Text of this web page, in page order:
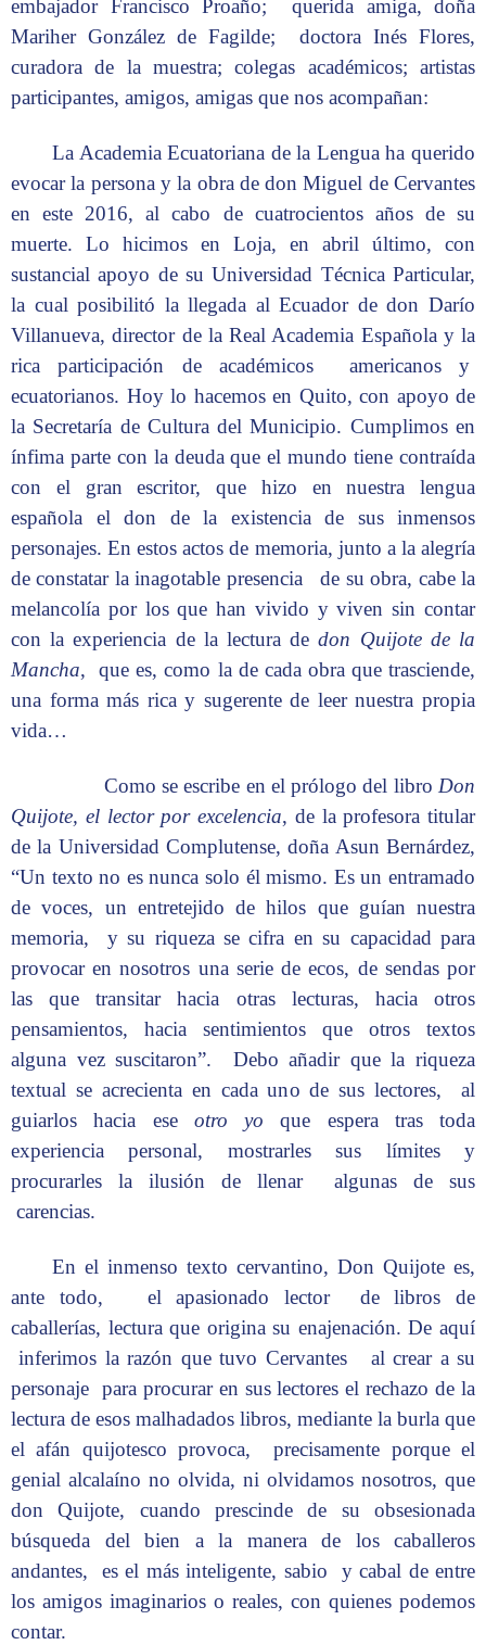
embajador Francisco Proaño; querida amiga, doña
Mariher González de Fagilde; doctora Inés Flores,
curadora de la muestra; colegas académicos; artistas
participantes, amigos, amigas que nos acompañan:
La Academia Ecuatoriana de la Lengua ha querido
evocar la persona y la obra de don Miguel de Cervantes
en este 2016, al cabo de cuatrocientos años de su
muerte. Lo hicimos en Loja, en abril último, con
sustancial apoyo de su Universidad Técnica Particular,
la cual posibilitó la llegada al Ecuador de don Darío
Villanueva, director de la Real Academia Española y la
rica participación de académicos americanos y
ecuatorianos. Hoy lo hacemos en Quito, con apoyo de
la Secretaría de Cultura del Municipio. Cumplimos en
ínfima parte con la deuda que el mundo tiene contraída
con el gran escritor, que hizo en nuestra lengua
española el don de la existencia de sus inmensos
personajes. En estos actos de memoria, junto a la alegría
de constatar la inagotable presencia de su obra, cabe la
melancolía por los que han vivido y viven sin contar
con la experiencia de la lectura dedon Quijote de la
Mancha, que es, como la de cada obra que trasciende,
una forma más rica y sugerente de leer nuestra propia
vida…
Como se escribe en el prólogo del libro Don
Quijote, el lector por excelencia, de la profesora titular
de la Universidad Complutense, doña Asun Bernárdez,
“Un texto no es nunca solo él mismo. Es un entramado
de voces, un entretejido de hilos que guían nuestra
memoria, y su riqueza se cifra en su capacidad para
provocar en nosotros una serie de ecos, de sendas por
las que transitar hacia otras lecturas, hacia otros
pensamientos, hacia sentimientos que otros textos
alguna vez suscitaron”. Debo añadir que la riqueza
textual se acrecienta en cada uno de sus lectores, al
guiarlos hacia ese otro yo que espera tras toda
experiencia personal, mostrarles sus límites y
procurarles la ilusión de llenar algunas de sus
carencias.
En el inmenso texto cervantino, Don Quijote es,
ante todo, el apasionado lector de libros de
caballerías, lectura que origina su enajenación. De aquí
inferimos la razón que tuvo Cervantes al crear a su
personaje para procurar en sus lectores el rechazo de la
lectura de esos malhadados libros, mediante la burla que
el afán quijotesco provoca, precisamente porque el
genial alcalaíno no olvida, ni olvidamos nosotros, que
don Quijote, cuando prescinde de su obsesionada
búsqueda del bien a la manera de los caballeros
andantes, es el más inteligente, sabio y cabal de entre
los amigos imaginarios o reales, con quienes podemos
contar.